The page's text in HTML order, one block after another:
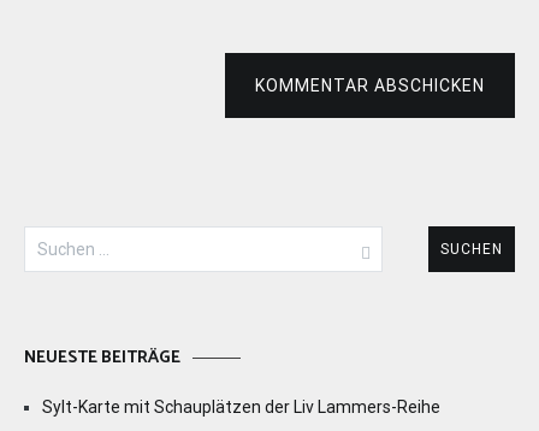
KOMMENTAR ABSCHICKEN
Suchen
nach:
NEUESTE BEITRÄGE
Sylt-Karte mit Schauplätzen der Liv Lammers-Reihe